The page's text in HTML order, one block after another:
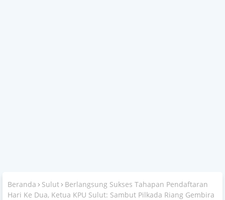
Beranda Sulut
Berlangsung Sukses Tahapan Pendaftaran
Hari Ke Dua, Ketua KPU Sulut: Sambut Pilkada Riang Gembira